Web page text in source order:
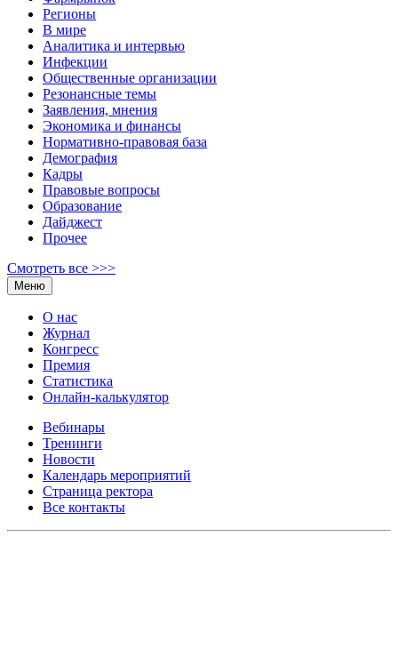
Регионы
В мире
Аналитика и интервью
Инфекции
Общественные организации
Резонансные темы
Заявления, мнения
Экономика и финансы
Нормативно-правовая база
Демография
Кадры
Правовые вопросы
Образование
Дайджест
Прочее
Смотреть все >>>
Меню
О нас
Журнал
Конгресс
Премия
Статистика
Онлайн-калькулятор
Вебинары
Тренинги
Новости
Календарь мероприятий
Страница ректора
Все контакты